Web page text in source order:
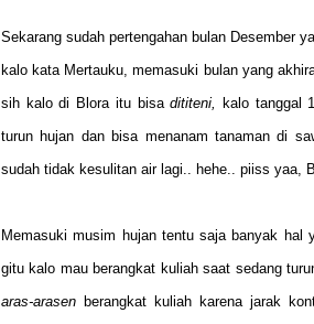
Sekarang sudah pertengahan bulan Desember
kalo kata Mertauku, memasuki bulan yang
sih kalo di Blora itu bisadititeni,
kalo tanggal
turun hujan dan bisa menanam tanaman di
sudah tidak kesulitan air lagi.. hehe.. piiss yaa,
Memasuki musim hujan tentu saja banyak hal
gitu kalo mau berangkat kuliah saat sedang
aras-arasen berangkat kuliah karena jarak